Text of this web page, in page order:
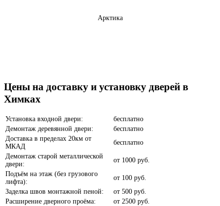
Арктика
Бетон темный
Цены на доставку и установку дверей в
Химках
Установка входной двери:
бесплатно
Демонтаж деревянной двери:
бесплатно
Доставка в пределах 20км от
МКАД
бесплатно
Демонтаж старой металлической
двери:
от 1000 руб.
Подъём на этаж (без грузового
лифта):
от 100 руб.
Заделка швов монтажной пеной:
от 500 руб.
Расширение дверного проёма:
от 2500 руб.